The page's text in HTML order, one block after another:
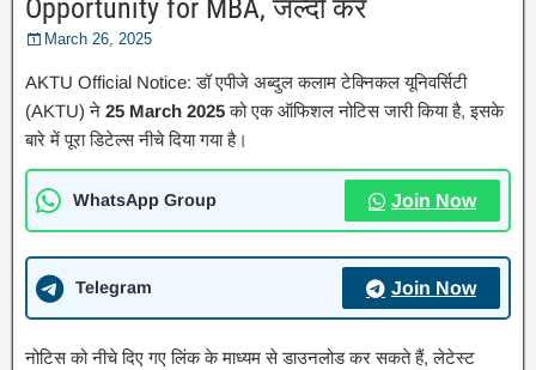
Opportunity for MBA, जल्दी करें
March 26, 2025
AKTU Official Notice: डॉ एपीजे अब्दुल कलाम टेक्निकल यूनिवर्सिटी
(AKTU) ने 25 March 2025को एक ऑफिशल नोटिस जारी किया है, इसके
बारे में पूरा डिटेल्स नीचे दिया गया है।
WhatsApp Group Join Now
Telegram Join Now
नोटिस को नीचे दिए गए लिंक के माध्यम से डाउनलोड कर सकते हैं, लेटेस्ट